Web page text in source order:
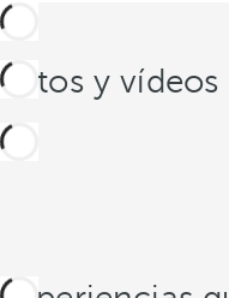
Fotos y vídeos